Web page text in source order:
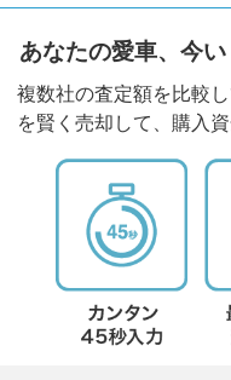
あなたの愛車、今い
複数社の査定額を比較
を賢く売却して、購入